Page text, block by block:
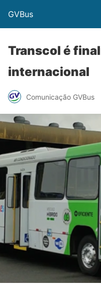
GVBus
Transcol é
internacional
Comunicação GVBus